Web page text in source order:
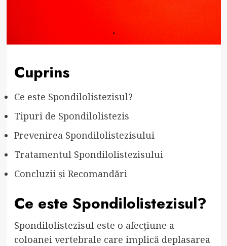
Cuprins
Ce este Spondilolistezisul?
Tipuri de Spondilolistezis
Prevenirea Spondilolistezisului
Tratamentul Spondilolistezisului
Concluzii și Recomandări
Ce este Spondilolistezisul?
Spondilolistezisul este o afecțiune a
coloanei vertebrale care implică deplasarea